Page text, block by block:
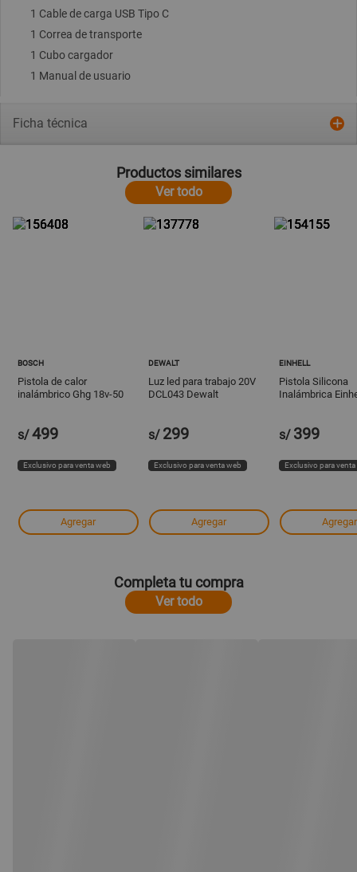
1 Cable de carga USB Tipo C
1 Correa de transporte
1 Cubo cargador
1 Manual de usuario
Ficha técnica
Productos similares
Ver todo
BOSCH
Pistola de calor
inalámbrico Ghg 18v-50
s/499
Exclusivo para venta web
Agregar
DEWALT
Luz led para trabajo 20V
DCL043 Dewalt
s/ 299
Exclusivo para venta web
Agregar
EINHELL
Pistola Silicona
Inalámbrica
s/ 399
Exclusivo para
Agregar
Completa tu compra
Ver todo